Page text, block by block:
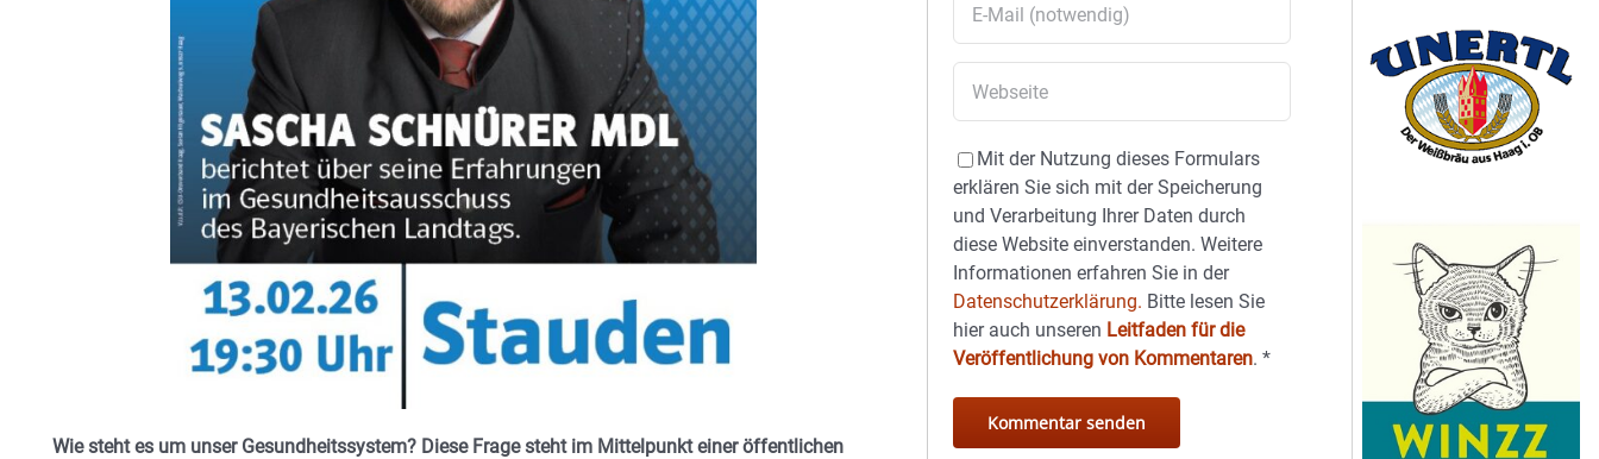
Wie steht es um unser Gesundheitssystem? Diese Frage steht im Mittelpunkt einer öffentlichen
Mit der Nutzung dieses Formulars
erklären Sie sich mit der Speicherung
und Verarbeitung Ihrer Daten durch
diese Website einverstanden. Weitere
Informationen erfahren Sie in der
Datenschutzerklärung. Bitte lesen Sie
hier auch unseren Leitfaden für die
Veröffentlichung von Kommentaren.*